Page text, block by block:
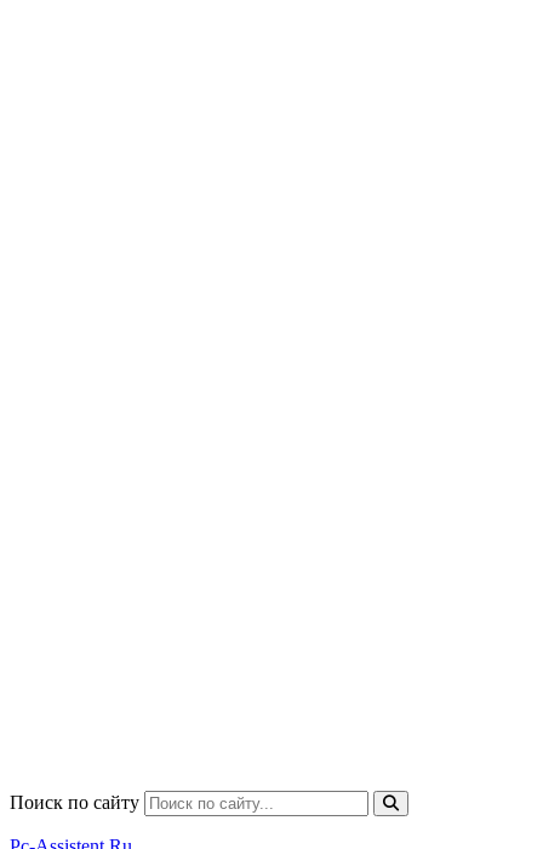
Поиск по сайту